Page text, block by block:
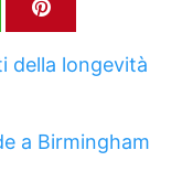
della longevità
a Birmingham